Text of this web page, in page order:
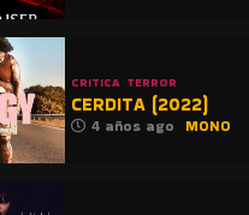
CRITICA TERROR
CERDITA (2022)
4 años ago MONO